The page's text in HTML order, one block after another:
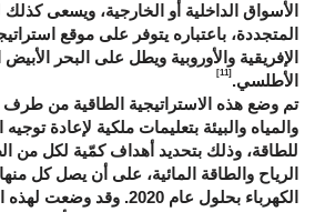
الأسواق الداخلية أو الخارجية، ويسعى
المتجددة، باعتباره يتوفر على موقع
الإفريقية والأوروبية ويطل على البحر
الأطلسي.[11]
تم وضع هذه الاستراتيجية الطاقية من طرف
والمياه والبيئة بتعليمات ملكية لإعادة توجيه
للطاقة، وذلك بتحديد أهداف كمّية لكل من
الكهرباء بحلول عام 2020. وقد